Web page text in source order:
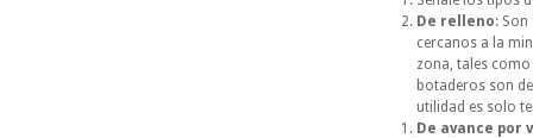
De relleno:
cercanos a la
zona, tales
botaderos son
utilidad es solo
De avance por